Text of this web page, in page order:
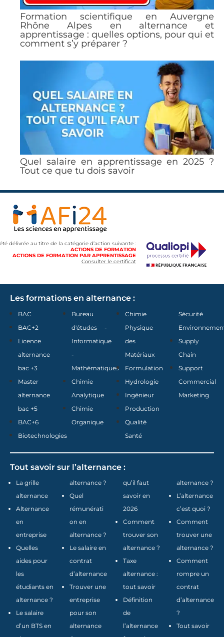
Formation scientifique en Auvergne
Rhône Alpes en alternance et
apprentissage : quelles options, pour qui et
comment s’y préparer ?
Quel salaire en apprentissage en 2025 ?
Tout ce que tu dois savoir
délivrée au titre de la catégorie d’action suivante :
ACTIONS DE FORMATION
ACTIONS DE FORMATION PAR APPRENTISSAGE
Consulter le certificat
Les formations en alternance :
BAC
BAC+2
Licence
alternance
bac +3
Master
alternance
bac +5
BAC+6
Biotechnologies
Bureau
d'études -
Informatique
-
Mathématiques
Chimie
Analytique
Chimie
Organique
Chimie
Physique
des
Matériaux
Formulation
Hydrologie
Ingénieur
Production
Qualité
Santé
Sécurité
Supply
Chain
Support
Commercial
Marketing
Tout savoir sur l’alternance :
La grille
alternance
Alternance
en
entreprise
Quelles
aides pour
les
étudiants en
alternance ?
Le salaire
d’un BTS en
alternance ?
Quel
rémunérati
on en
alternance ?
Le salaire en
contrat
d’alternance
Trouver une
entreprise
pour son
alternance
qu’il faut
savoir en
2026
Comment
trouver son
alternance ?
Taxe
alternance :
tout savoir
Définition
de
l’alternance
alternance ?
L’alternance
c’est quoi ?
Comment
trouver une
alternance ?
Comment
rompre un
contrat
d’alternance
?
Tout savoir